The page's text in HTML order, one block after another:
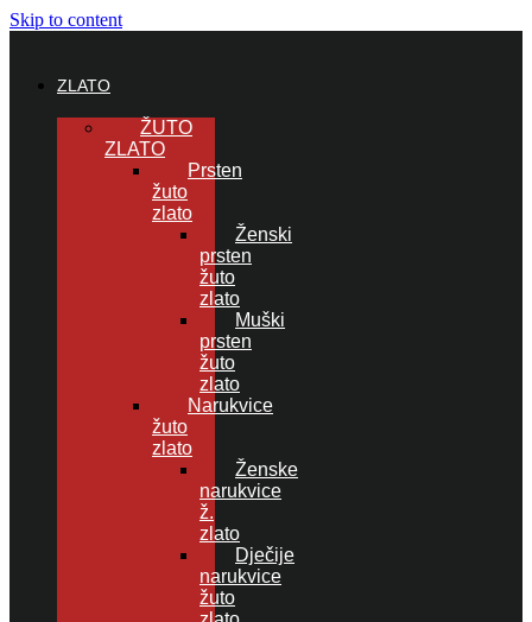
Skip to content
ZLATO
ŽUTO
ZLATO
Prsten
žuto
zlato
Ženski
prsten
žuto
zlato
Muški
prsten
žuto
zlato
Narukvice
žuto
zlato
Ženske
narukvice
ž.
zlato
Dječije
narukvice
žuto